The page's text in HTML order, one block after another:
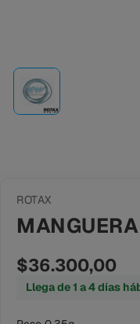
ROTAX
$36.300,00
Llega de 1 a 4 días